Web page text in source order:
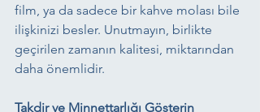
film, ya da sadece bir kahve molası bile
ilişkinizi besler. Unutmayın, birlikte
geçirilen zamanın kalitesi, miktarından
daha önemlidir.
Takdir ve Minnettarlığı Gösterin